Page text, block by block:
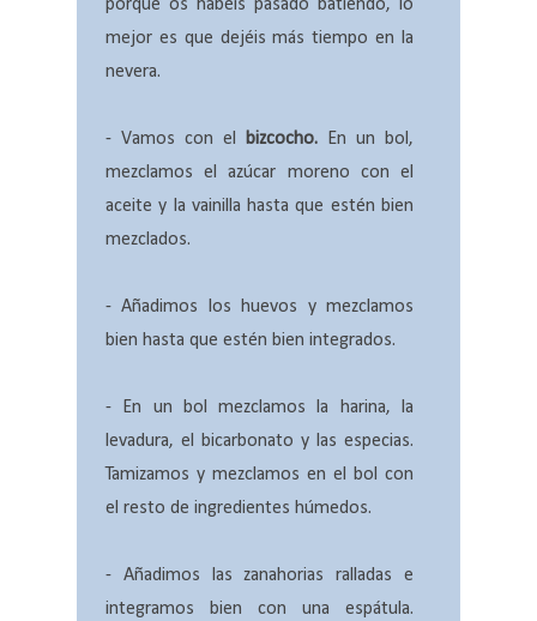
porque os habéis pasado batiendo, lo
mejor es que dejéis más tiempo en la
nevera.
- Vamos con el bizcocho.
En un bol,
mezclamos el azúcar moreno con el
aceite y la vainilla hasta que estén bien
mezclados.
- Añadimos los huevos y mezclamos
bien hasta que estén bien integrados.
- En un bol mezclamos la harina, la
levadura, el bicarbonato y las especias.
Tamizamos y mezclamos en el bol con
el resto de ingredientes húmedos.
- Añadimos las zanahorias ralladas e
integramos bien con una espátula.